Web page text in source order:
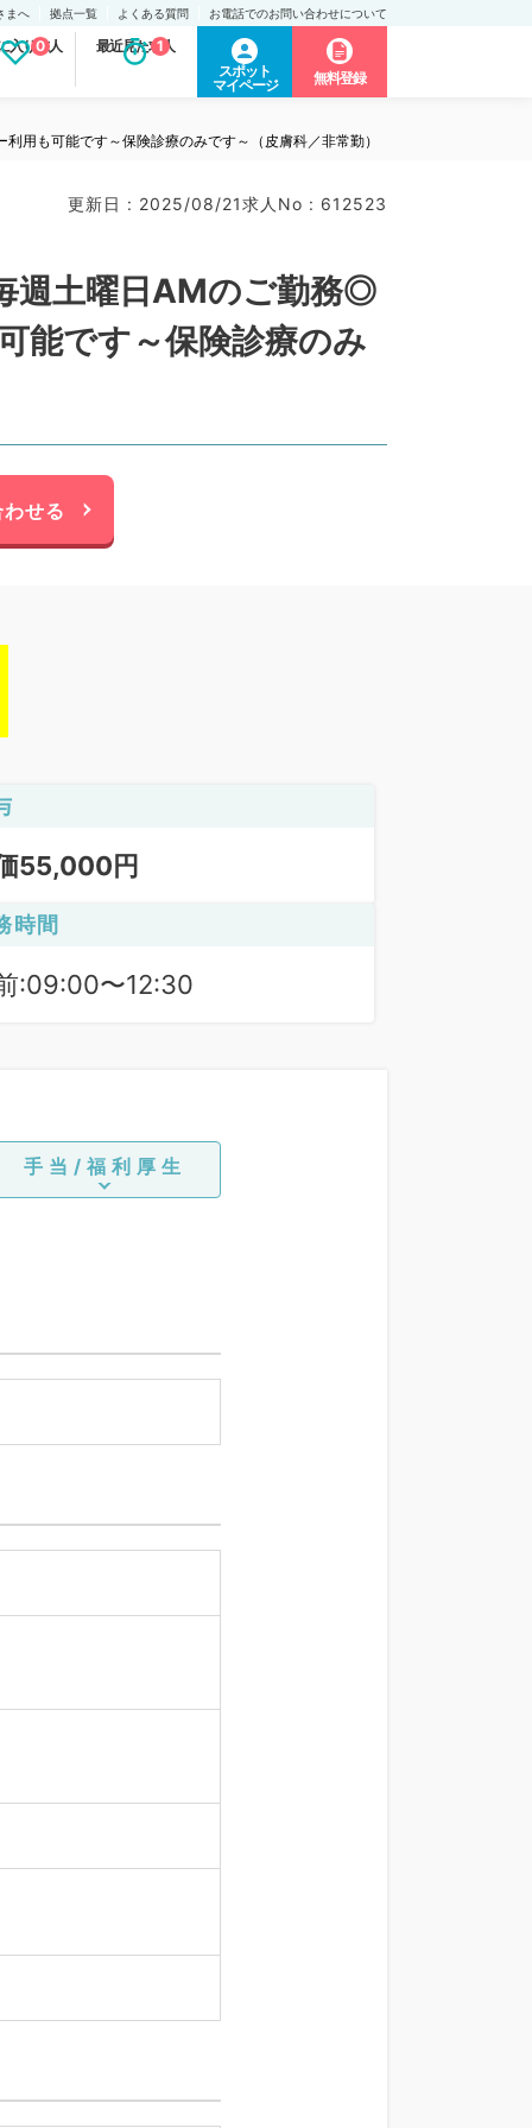
まへ 拠点一覧 よくある質問 お電話でのお問い合わせについて
入り求人
0 最近見た求人
1
スポット
マイページ
無料登録
も可能です～保険診療のみです～（皮膚科／非常勤）
更新日 : 2025/08/21求人No : 612523
週土曜日AMのご勤務◎
能です～保険診療のみ
せる
55,000円
時間
:09:00〜12:30
手当/福利厚生